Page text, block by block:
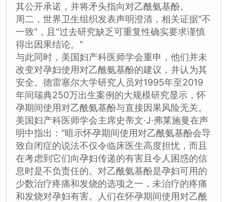
其公开承诺，并将矛头指向对乙酰氨基酚。
周二，世界卫生组织发表声明澄清，相关证据"不
一致"，且"过去研究缺乏可重复性确实要求谨慎
得出因果结论。"
与此同时，美国妇产科医师学会重申，他们并未
改变对孕妇使用对乙酰氨基酚的建议，并认为其
安全。德雷塞尔大学研究人员对1995年至2019
年间瑞典250万出生案例的大规模研究显示，怀
孕期间使用对乙酰氨基酚与直接因果风险无关。
美国妇产科医师学会主席史蒂文·J·弗莱施曼在声
明中指出："暗示怀孕期间使用对乙酰氨基酚会导
致自闭症的说法不仅令临床医生高度担忧，而且
在考虑到它们向孕妇传递的有害且令人困惑的信
息时是不负责任的。对乙酰氨基酚是孕妇可用的
少数治疗疼痛和发烧的选项之一，未治疗的疼痛
和发烧对孕妇有害。人们在怀孕期间使用对乙酰